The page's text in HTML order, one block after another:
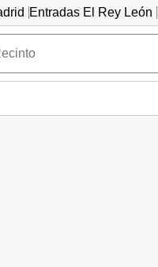
Entradas El Rey León